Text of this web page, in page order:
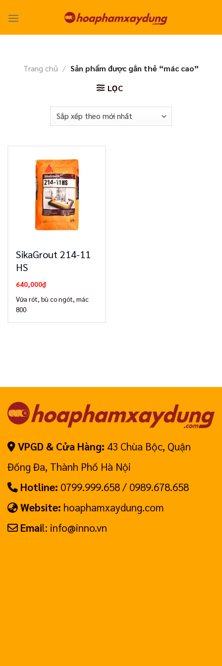
Trang chủ / Sản phẩm được gắn thẻ “mác cao”
LỌC
SikaGrout 214-11
HS
640,000₫
Vữa rót, bù co ngót, mác
800
VPGD & Cửa Hàng: 43 Chùa Bộc, Quận
Đống Đa, Thành Phố Hà Nội
Hotline: 0799.999.658 / 0989.678.658
Website: hoaphamxaydung.com
Email: info@inno.vn